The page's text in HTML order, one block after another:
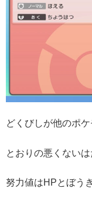
どくびしが他のポケ
とおりの悪くない
努力値はHPとぼう